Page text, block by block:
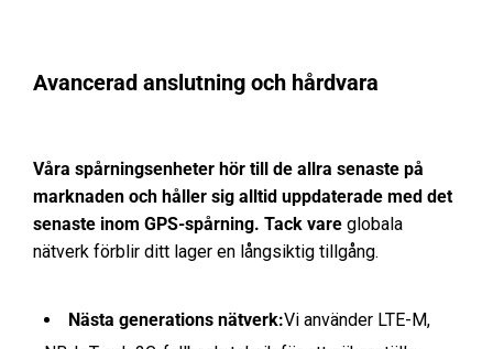
Avancerad anslutning och hårdvara
Våra spårningsenheter hör till de allra senaste på
marknaden och håller sig alltid uppdaterade med det
senaste inom GPS-spårning. Tack vare globala
nätverk förblir ditt lager en långsiktig tillgång.
Nästa generations nätverk:Vi använder LTE-M,